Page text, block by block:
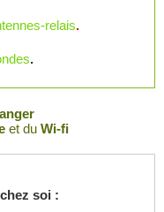
relais.
.
et du Wi-fi
soi :